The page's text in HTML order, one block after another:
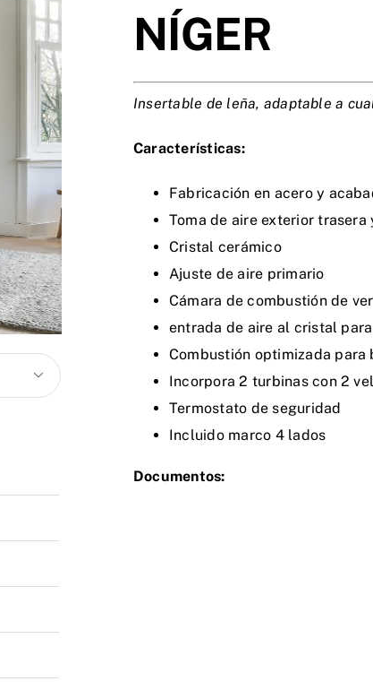

NÍGER
Insertable de leña, adaptable a
Características:
Fabricación en acero y
Toma de aire exterior trasera
Cristal cerámico
Ajuste de aire primario
Cámara de combustión de
entrada de aire al cristal
Combustión optimizada para
Incorpora 2 turbinas con 2
Termostato de seguridad
Incluido marco 4 lados
Documentos: